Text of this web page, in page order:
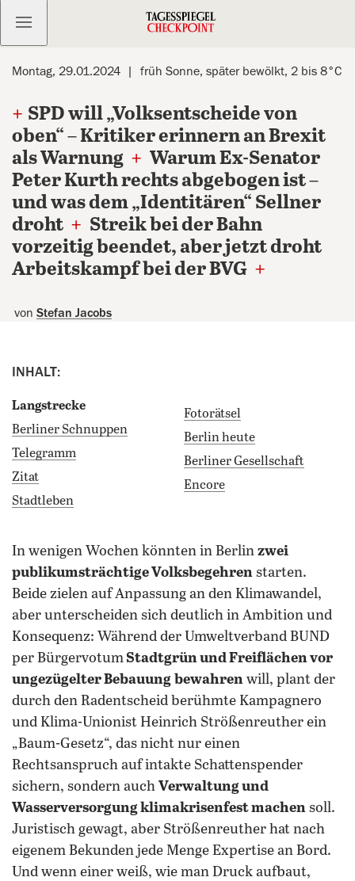
Kostenlos anmelden
Montag, 29.01.2024 früh Sonne, später bewölkt, 2 bis 8°C
+ SPD will „Volksentscheide von
oben“ – Kritiker erinnern an Brexit
als Warnung + Warum Ex-Senator
Peter Kurth rechts abgebogen ist –
und was dem „Identitären“ Sellner
droht + Streik bei der Bahn
vorzeitig beendet, aber jetzt droht
Arbeitskampf bei der BVG +
von Stefan Jacobs
INHALT:
Langstrecke
Berliner Schnuppen
Telegramm
Zitat
Stadtleben
Fotorätsel
Berlin heute
Berliner Gesellschaft
Encore
in wenigen Wochen könnten in Berlin zwei
publikumsträchtige Volksbegehren starten.
Beide zielen auf Anpassung an den Klimawandel,
aber unterscheiden sich deutlich in Ambition und
Konsequenz: Während der Umweltverband BUND
per Bürgervotum Stadtgrün und Freiflächen vor
ungezügelter Bebauung bewahren will, plant der
durch den Radentscheid berühmte Kampagnero
und Klima-Unionist Heinrich Strößenreuther ein
„Baum-Gesetz“, das nicht nur einen
Rechtsanspruch auf intakte Schattenspender
sichern, sondern auch Verwaltung und
Wasserversorgung klimakrisenfest machen soll.
Juristisch gewagt, aber Strößenreuther hat nach
eigenem Bekunden jede Menge Expertise an Bord.
Und wenn einer weiß, wie man Druck aufbaut,